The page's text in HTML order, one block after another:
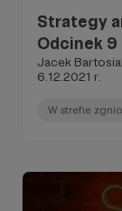
Strategy
Odcinek 9
Jacek
6.12.2021 r.
W strefie